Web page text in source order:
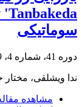
سوماتیکی
دوره 41، شماره 4، 1389، صفحه
ندا ویشلقی، مختار
مشاهده